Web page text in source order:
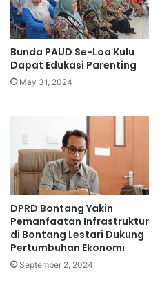
Bunda PAUD Se-Loa Kulu
Dapat Edukasi Parenting
May 31, 2024
DPRD Bontang Yakin
Pemanfaatan Infrastruktur
di Bontang Lestari Dukung
Pertumbuhan Ekonomi
September 2, 2024